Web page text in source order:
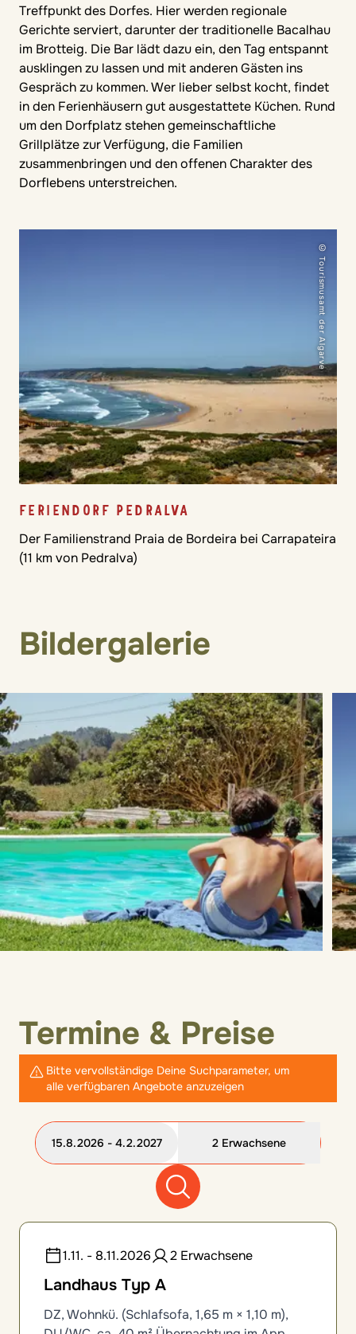
Treffpunkt des Dorfes. Hier werden regionale
Gerichte serviert, darunter der traditionelle Bacalhau
im Brotteig. Die Bar lädt dazu ein, den Tag entspannt
ausklingen zu lassen und mit anderen Gästen ins
Gespräch zu kommen. Wer lieber selbst kocht, findet
in den Ferienhäusern gut ausgestattete Küchen. Rund
um den Dorfplatz stehen gemeinschaftliche
Grillplätze zur Verfügung, die Familien
zusammenbringen und den offenen Charakter des
Dorflebens unterstreichen.
© Tourismusamt der Algarve
FERIENDORF PEDRALVA
Der Familienstrand Praia de Bordeira bei Carrapateira
(11 km von Pedralva)
Bildergalerie
Termine & Preise
Bitte vervollständige Deine Suchparameter, um
alle verfügbaren Angebote anzuzeigen
15.8.2026 - 4.2.2027 2 Erwachsene
12 Zimmeroptionen gefunden
1.11. - 8.11.2026
2 Erwachsene
Landhaus Typ A
DZ, Wohnkü. (Schlafsofa, 1,65 m × 1,10 m),